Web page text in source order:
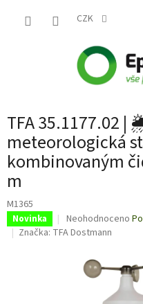
CZK
TFA 35.1177.02 |
meteorologická
kombinovaným
m
M1365
Novinka
Průměrné
hodnocení
Neohodnoceno
Značka: TFA Dostmann